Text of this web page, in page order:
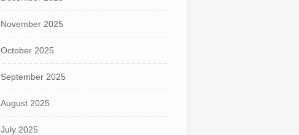
November 2025
October 2025
September 2025
August 2025
July 2025